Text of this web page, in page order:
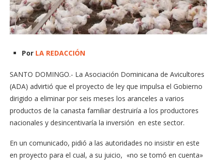
Por LA REDACCIÓN
SANTO DOMINGO.- La Asociación Dominicana de Avicultores
(ADA) advirtió que el proyecto de ley que impulsa el Gobierno
dirigido a eliminar por seis meses los aranceles a varios
productos de la canasta familiar destruiría a los productores
nacionales y desincentivaría la inversión en este sector.
En un comunicado, pidió a las autoridades no insistir en este
en proyecto para el cual, a su juicio, «no se tomó en cuenta»